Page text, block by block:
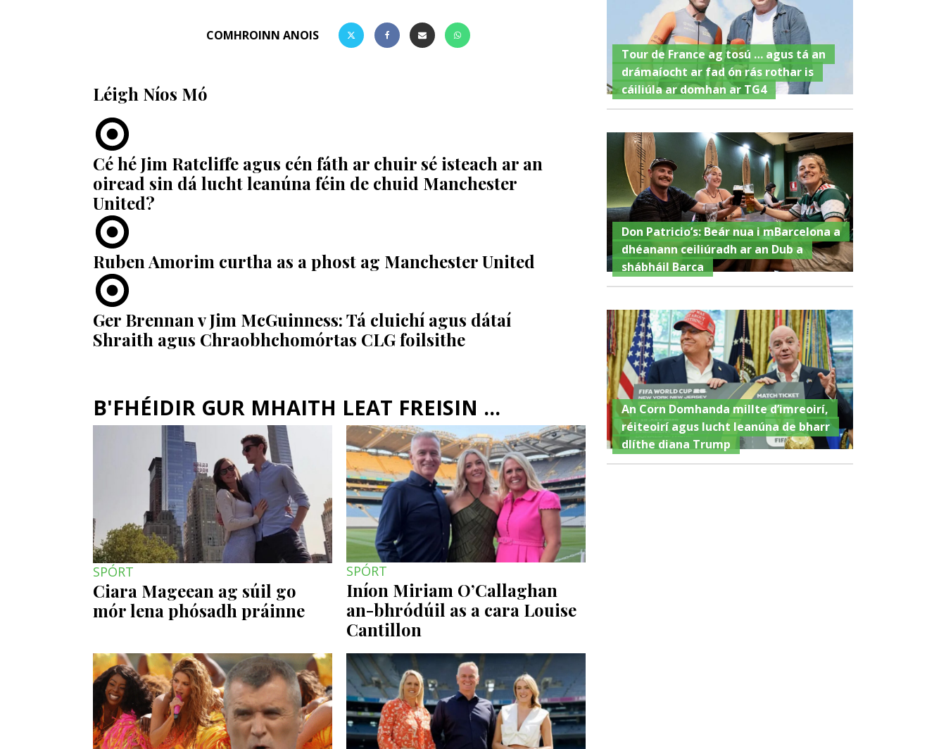
COMHROINN ANOIS
Léigh Níos Mó
Cé hé Jim Ratcliffe agus cén fáth ar chuir sé isteach ar an
oiread sin dá lucht leanúna féin de chuid Manchester
United?
Ruben Amorim curtha as a phost ag Manchester United
Ger Brennan v Jim McGuinness: Tá cluichí agus dátaí
Shraith agus Chraobhchomórtas CLG foilsithe
B'FHÉIDIR GUR MHAITH LEAT FREISIN ...
SPÓRT
Ciara Mageean ag súil go
mór lena phósadh práinne
SPÓRT
Iníon Miriam O’Callaghan
an-bhródúil as a cara Louise
Cantillon
Tour de France ag tosú … agus tá an
drámaíocht ar fad ón rás rothar is
cáiliúla ar domhan ar TG4
Don Patricio’s: Beár nua i mBarcelona a
dhéanann ceiliúradh ar an Dub a
shábháil Barca
An Corn Domhanda millte d’imreoirí,
réiteoirí agus lucht leanúna de bharr
dlíthe diana Trump